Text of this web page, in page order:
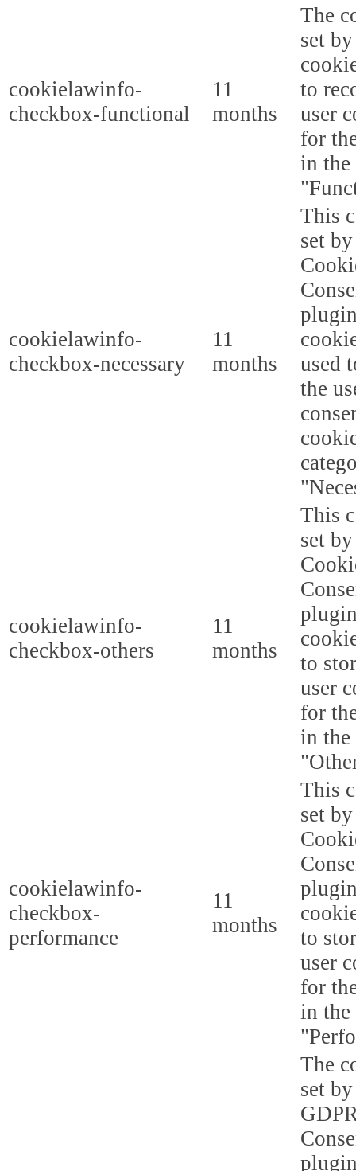
cookielawinfo-
checkbox-functional
11
months
The
set
to
user
for
in the
cookielawinfo-
checkbox-necessary
11
months
This
set
used
the
cookielawinfo-
checkbox-others
11
months
This
set
to
user
for
in the
cookielawinfo-
checkbox-
performance
11
months
This
set
to
user
for
in the
The
set